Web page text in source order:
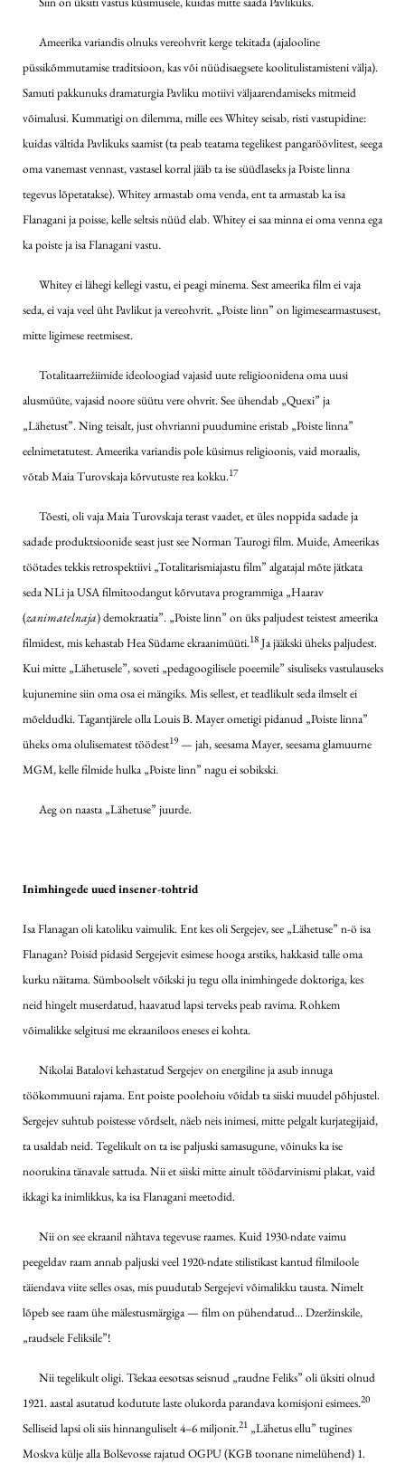
Ameerika variandis olnuks vereohvrit kerge tekitada (ajalooline
püssikõmmutamise traditsioon, kas või nüüdisaegsete koolitulistamisteni välja).
Samuti pakkunuks dramaturgia Pavliku motiivi väljaarendamiseks mitmeid
võimalusi. Kummatigi on dilemma, mille ees Whitey seisab, risti vastupidine:
kuidas vältida Pavlikuks saamist (ta peab teatama tegelikest pangaröövlitest, seega
oma vanemast vennast, vastasel korral jääb ta ise süüdlaseks ja Poiste linna
tegevus lõpetatakse). Whitey armastab oma venda, ent ta armastab ka isa
Flanagani ja poisse, kelle seltsis nüüd elab. Whitey ei saa minna ei oma venna ega
ka poiste ja isa Flanagani vastu.
Whitey ei lähegi kellegi vastu, ei peagi minema. Sest ameerika film ei vaja
seda, ei vaja veel üht Pavlikut ja vereohvrit. „Poiste linn” on ligimesearmastusest,
mitte ligimese reetmisest.
Totalitaarrežiimide ideoloogiad vajasid uute religioonidena oma uusi
alusmüüte, vajasid noore süütu vere ohvrit. See ühendab „Quexi” ja
„Lähetust”. Ning teisalt, just ohvrianni puudumine eristab „Poiste linna”
eelnimetatutest. Ameerika variandis pole küsimus religioonis, vaid moraalis,
võtab Maia Turovskaja kõrvutuste rea kokku.17
Tõesti, oli vaja Maia Turovskaja terast vaadet, et üles noppida sadade ja
sadade produktsioonide seast just see Norman Taurogi film. Muide, Ameerikas
töötades tekkis retrospektiivi „Totalitarismiajastu film” algatajal mõte jätkata
seda NLi ja USA filmitoodangut kõrvutava programmiga „Haarav
(zanimatelnaja) demokraatia”. „Poiste linn” on üks paljudest teistest ameerika
filmidest, mis kehastab Hea Südame ekraanimüüti.18 Ja jääkski üheks paljudest.
Kui mitte „Lähetusele”, soveti „pedagoogilisele poeemile” sisuliseks vastulauseks
kujunemine siin oma osa ei mängiks. Mis sellest, et teadlikult seda ilmselt ei
mõeldudki. Tagantjärele olla Louis B. Mayer ometigi pidanud „Poiste linna”
üheks oma olulisematest töödest19— jah, seesama Mayer, seesama glamuurne
MGM, kelle filmide hulka „Poiste linn” nagu ei sobikski.
Aeg on naasta „Lähetuse” juurde.
Inimhingede uued insener-tohtrid
Isa Flanagan oli katoliku vaimulik. Ent kes oli Sergejev, see „Lähetuse” n-ö isa
Flanagan? Poisid pidasid Sergejevit esimese hooga arstiks, hakkasid talle oma
kurku näitama. Sümboolselt võikski ju tegu olla inimhingede doktoriga, kes
neid hingelt muserdatud, haavatud lapsi terveks peab ravima. Rohkem
võimalikke selgitusi me ekraaniloos eneses ei kohta.
Nikolai Batalovi kehastatud Sergejev on energiline ja asub innuga
töökommuuni rajama. Ent poiste poolehoiu võidab ta siiski muudel põhjustel.
Sergejev suhtub poistesse võrdselt, näeb neis inimesi, mitte pelgalt kurjategijaid,
ta usaldab neid. Tegelikult on ta ise paljuski samasugune, võinuks ka ise
noorukina tänavale sattuda. Nii et siiski mitte ainult töödarvinismi plakat, vaid
ikkagi ka inimlikkus, ka isa Flanagani meetodid.
Nii on see ekraanil nähtava tegevuse raames. Kuid 1930-ndate vaimu
peegeldav raam annab paljuski veel 1920-ndate stilistikast kantud filmiloole
täiendava viite selles osas, mis puudutab Sergejevi võimalikku tausta. Nimelt
lõpeb see raam ühe mälestusmärgiga — film on pühendatud… Dzeržinskile,
„raudsele Feliksile”!
Nii tegelikult oligi. Tšekaa eesotsas seisnud „raudne Feliks” oli üksiti olnud
1921. aastal asutatud kodutute laste olukorda parandava komisjoni esimees.20
Selliseid lapsi oli siis hinnanguliselt 4–6 miljonit.21 „Lähetus ellu” tugines
Moskva külje alla Bolševosse rajatud OGPU (KGB toonane nimelühend) 1.